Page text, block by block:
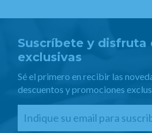
Suscríbete y disfruta
exclusivas
Sé el primero en recibir las
descuentos y promociones